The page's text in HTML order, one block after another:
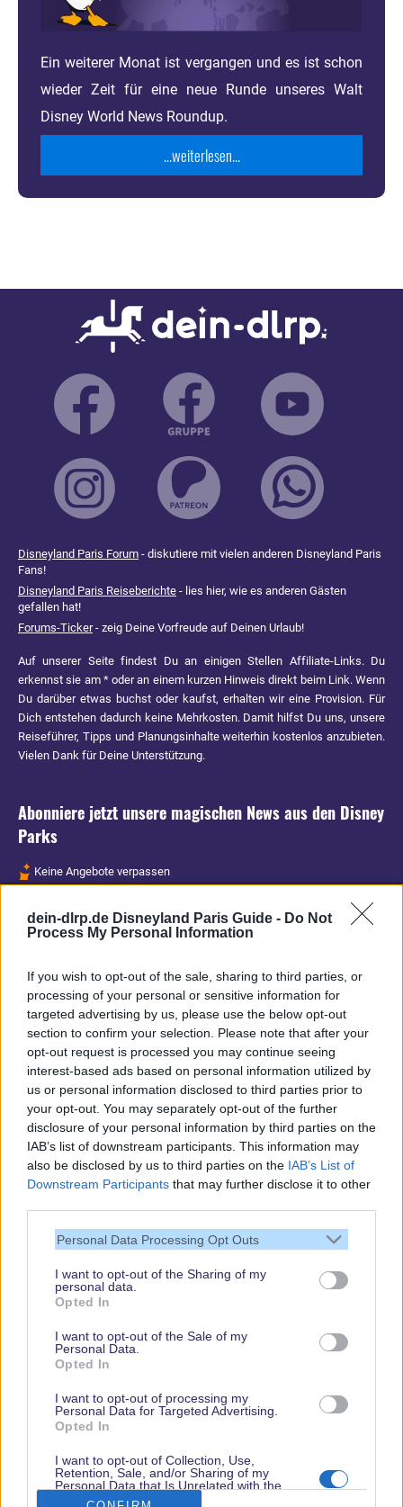
dein-dlrp.de Disneyland Paris Guide - Do Not
Process My Personal Information
If you wish to opt-out of the sale, sharing to third parties, or
processing of your personal or sensitive information for
targeted advertising by us, please use the below opt-out
section to confirm your selection. Please note that after your
opt-out request is processed you may continue seeing
interest-based ads based on personal information utilized by
us or personal information disclosed to third parties prior to
your opt-out. You may separately opt-out of the further
disclosure of your personal information by third parties on the
IAB’s list of downstream participants. This information may
also be disclosed by us to third parties on the IAB’s List of
Downstream Participants that may further disclose it to other
Personal Data Processing Opt Outs
I want to opt-out of the Sharing of my
personal data.
Opted In
I want to opt-out of the Sale of my
Personal Data.
Opted In
I want to opt-out of processing my
Personal Data for Targeted Advertising.
Opted In
I want to opt-out of Collection, Use,
Retention, Sale, and/or Sharing of my
Personal Data that Is Unrelated with the
Purposes for which it was collected.
Ein weiterer Monat ist vergangen und es ist schon
wieder Zeit für eine neue Runde unseres Walt
Disney World News Roundup.
...weiterlesen...
Disneyland Paris Forum - diskutiere mit vielen anderen Disneyland Paris
Fans!
Disneyland Paris Reiseberichte - lies hier, wie es anderen Gästen
gefallen hat!
Forums-Ticker- zeig Deine Vorfreude auf Deinen Urlaub!
Auf unserer Seite findest Du an einigen Stellen Affiliate-Links. Du
erkennst sie am * oder an einem kurzen Hinweis direkt beim Link. Wenn
Du darüber etwas buchst oder kaufst, erhalten wir eine Provision. Für
Dich entstehen dadurch keine Mehrkosten. Damit hilfst Du uns, unsere
Reiseführer, Tipps und Planungsinhalte weiterhin kostenlos anzubieten.
Vielen Dank für Deine Unterstützung.
Abonniere jetzt unsere magischen News aus den Disney
Parks
Keine Angebote verpassen
Spannende Lesetipps
Vielen Dank,
dass Du unsere
Seite liest.
Schau regelmäßig
© dein-dlrp | Einige Elemente ©Disney. dein-dlrp ist ein Reiseführer für
Disneyland Paris & Walt Disney World und ist unabhängig von "The Walt
Disney Company", "EuroDisney S.C.A." oder deren Tochter- sowie
Partnerunternehmen.
Impressum|Datenschutzerklärung